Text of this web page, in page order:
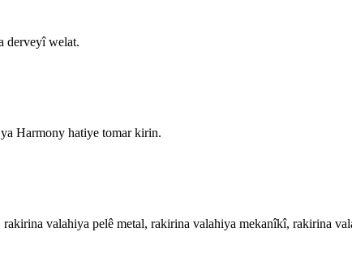
derveyî welat.
Harmony hatiye tomar kirin.
valahiya pelê metal, rakirina valahiya mekanîkî, rakirina